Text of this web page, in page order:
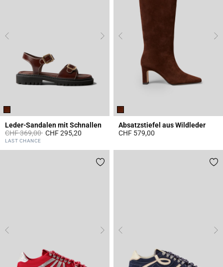
Leder-Sandalen mit Schnallen
Price reduced from
CHF 369,00toCHF 295,20
3.4 out of 5 Customer Rating
LAST CHANCE
Absatzstiefel aus Wildleder
CHF 579,00